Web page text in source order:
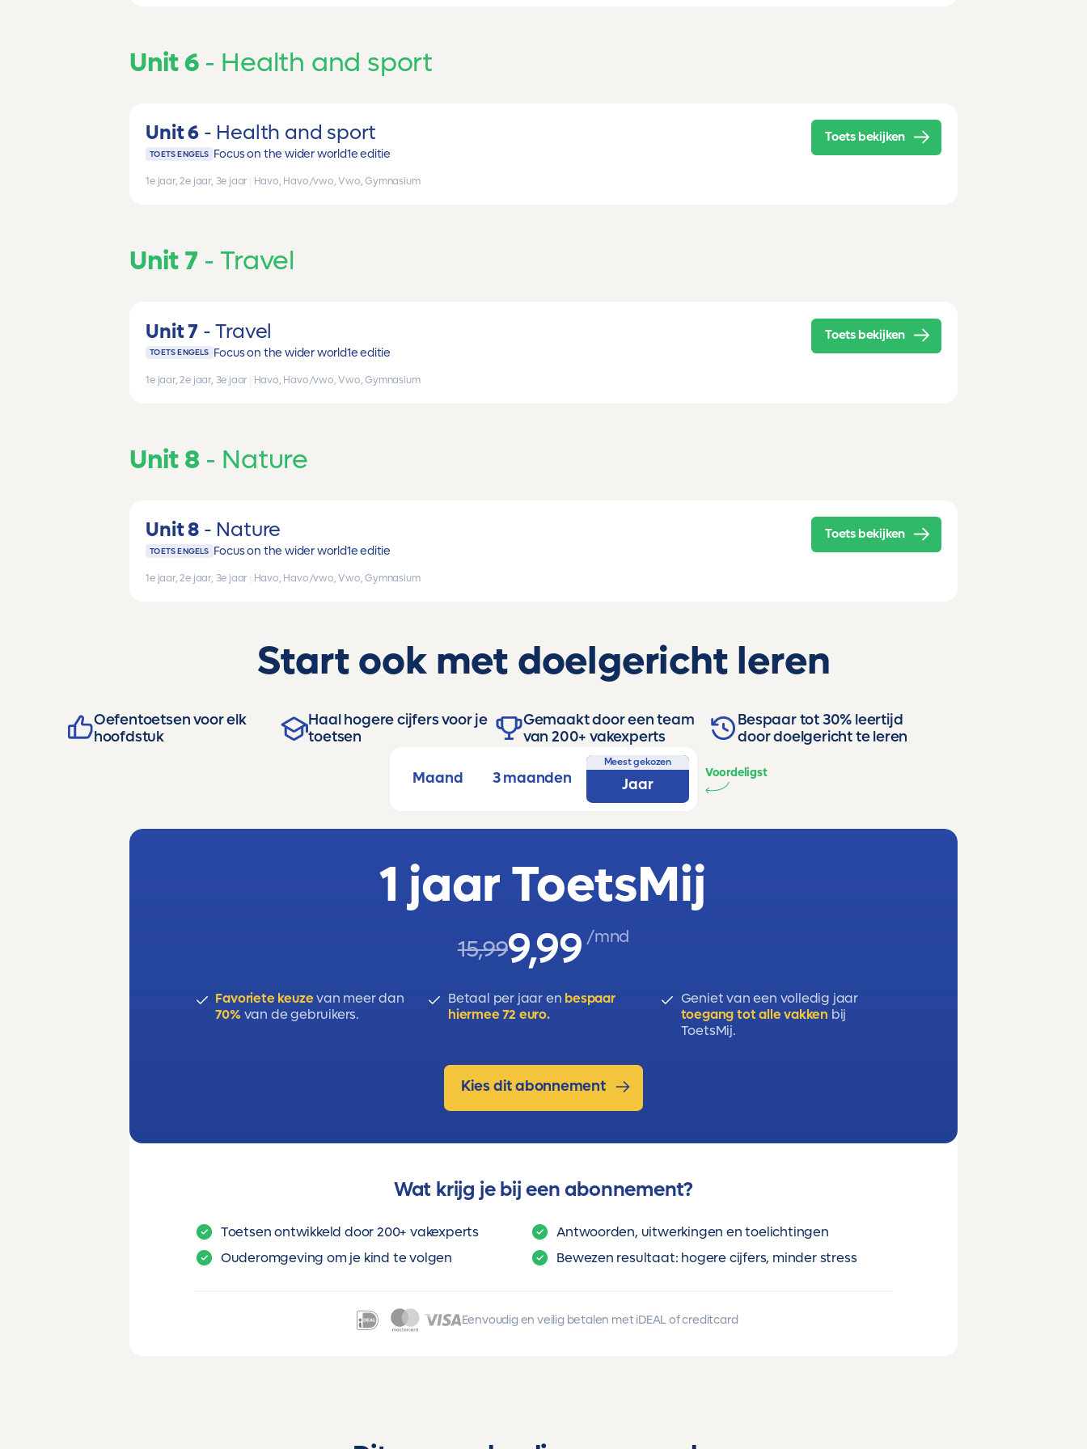
Unit 6 Health and sport
Unit 6 Health and sport
TOETS ENGELS Focus on the wider world1e editie
1e jaar, 2e jaar, 3e jaar Havo, Havo/vwo, Vwo, Gymnasium
Toets bekijken
Unit 7 Travel
Unit 7 Travel
TOETS ENGELS Focus on the wider world1e editie
1e jaar, 2e jaar, 3e jaar Havo, Havo/vwo, Vwo, Gymnasium
Toets bekijken
Unit 8 Nature
Unit 8 Nature
TOETS ENGELS Focus on the wider world1e editie
1e jaar, 2e jaar, 3e jaar Havo, Havo/vwo, Vwo, Gymnasium
Toets bekijken
Start ook met doelgericht leren
Oefentoetsen voor elk
hoofdstuk
Haal hogere cijfers voor je
toetsen
Gemaakt door een team
van 200+ vakexperts
Bespaar tot 30% leertijd
door doelgericht te leren
Maand 3 maanden
Meest gekozen
Jaar
Voordeligst
1 jaar ToetsMij
15,999,99 /mnd
Favoriete keuzevan meer dan
70%van de gebruikers.
Betaal per jaar en bespaar
hiermee 72 euro.
Geniet van een volledig jaar
toegang tot alle vakken bij
ToetsMij.
Kies dit abonnement
Wat krijg je bij een abonnement?
Toetsen ontwikkeld door 200+ vakexperts
Antwoorden, uitwerkingen en toelichtingen
Ouderomgeving om je kind te volgen
Bewezen resultaat: hogere cijfers, minder stress
Eenvoudig en veilig betalen met iDEAL of creditcard